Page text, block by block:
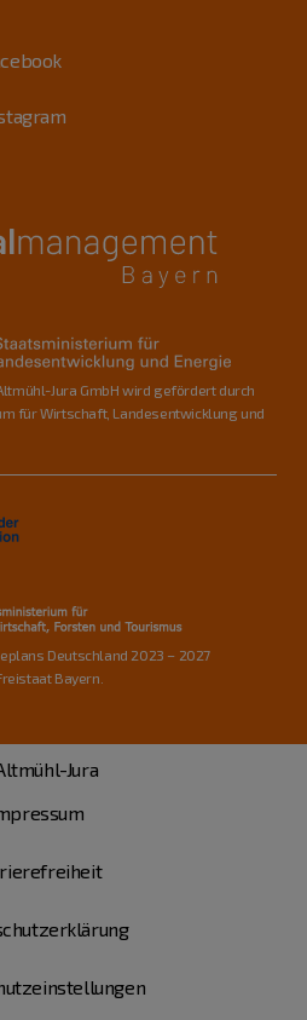
Jura GmbH wird gefördert durch
für Wirtschaft, Landesentwicklung und
Deutschland 2023 – 2027
Bayern.
Jura